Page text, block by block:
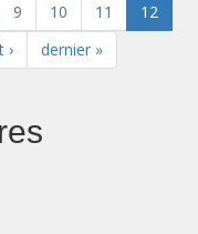
9 10 11
12
› dernier »